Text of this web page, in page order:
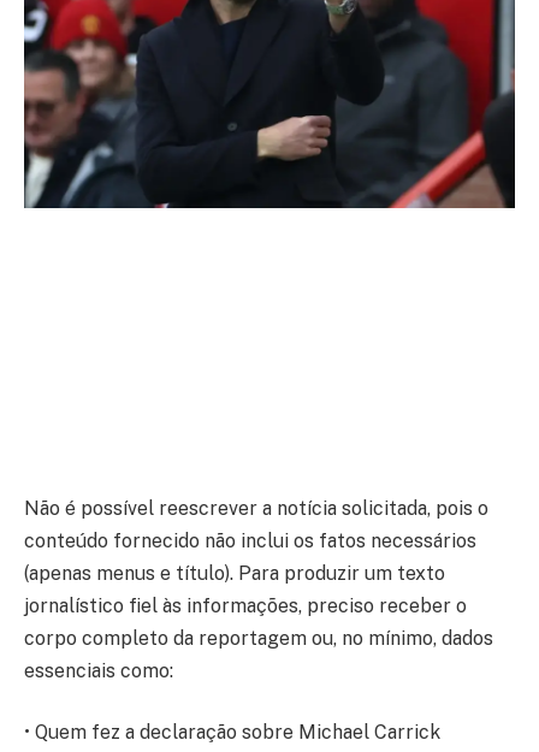
Não é possível reescrever a notícia solicitada, pois o
conteúdo fornecido não inclui os fatos necessários
(apenas menus e título). Para produzir um texto
jornalístico fiel às informações, preciso receber o
corpo completo da reportagem ou, no mínimo, dados
essenciais como:
• Quem fez a declaração sobre Michael Carrick